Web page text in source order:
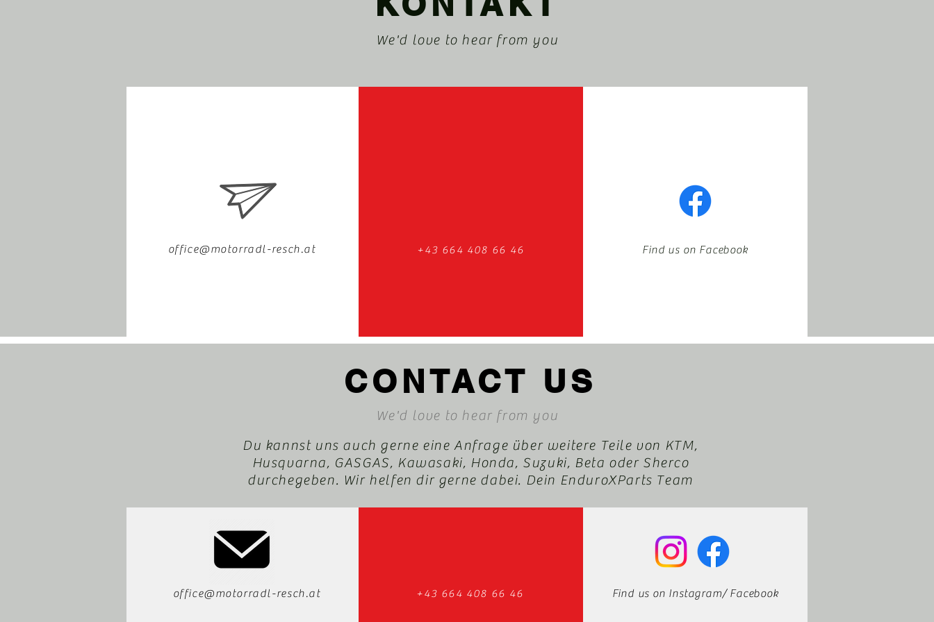
We'd love to hear from you
office@motorradl-resch.at +43 664 408 66 46 Find us on Facebook
CONTACT US
We'd love to hear from you
Du kannst uns auch gerne eine Anfrage über weitere Teile von KTM,
Husqvarna, GASGAS, Kawasaki, Honda, Suzuki, Beta oder Sherco
durchegeben. Wir helfen dir gerne dabei. Dein EnduroXParts Team
office@motorradl-resch.at +43 664 408 66 46 Find us on Instagram/ Facebook